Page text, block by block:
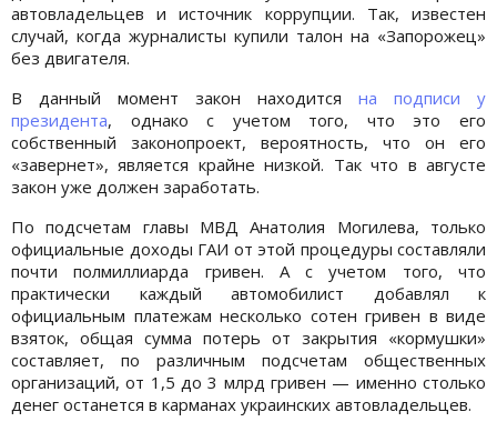
автовладельцев и источник коррупции. Так, известен
случай, когда журналисты купили талон на «Запорожец»
без двигателя.
В данный момент закон находится на подписи у
президента, однако с учетом того, что это его
собственный законопроект, вероятность, что он его
«завернет», является крайне низкой. Так что в августе
закон уже должен заработать.
По подсчетам главы МВД Анатолия Могилева, только
официальные доходы ГАИ от этой процедуры составляли
почти полмиллиарда гривен. А с учетом того, что
практически каждый автомобилист добавлял к
официальным платежам несколько сотен гривен в виде
взяток, общая сумма потерь от закрытия «кормушки»
составляет, по различным подсчетам общественных
организаций, от 1,5 до 3 млрд гривен — именно столько
денег останется в карманах украинских автовладельцев.